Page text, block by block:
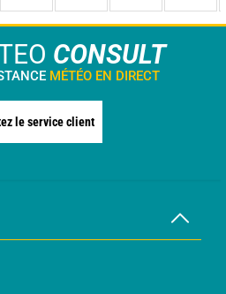
CONSULT
MÉTÉO EN DIRECT
le service client